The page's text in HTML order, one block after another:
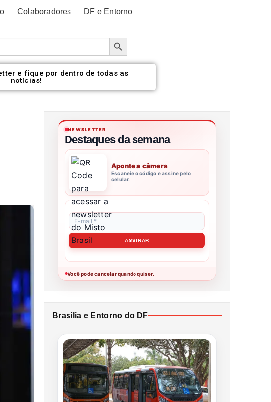
Colaboradores DF e Entorno
Botão de pesquisa
e fique por dentro de todas as
notícias!
NEWSLETTER
Destaques da semana
Aponte a câmera
Escaneie o código e assine pelo
celular.
●Você pode cancelar quando quiser.
Brasília e Entorno do DF